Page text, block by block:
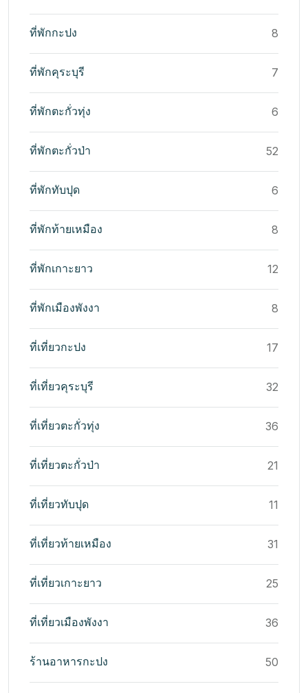
ที่พักกะปง 8
ที่พักคุระบุรี 7
ที่พักตะกั่วทุ่ง 6
ที่พักตะกั่วป่า 52
ที่พักทับปุด 6
ที่พักท้ายเหมือง 8
ที่พักเกาะยาว 12
ที่พักเมืองพังงา 8
ที่เที่ยวกะปง 17
ที่เที่ยวคุระบุรี 32
ที่เที่ยวตะกั่วทุ่ง 36
ที่เที่ยวตะกั่วป่า 21
ที่เที่ยวทับปุด 11
ที่เที่ยวท้ายเหมือง 31
ที่เที่ยวเกาะยาว 25
ที่เที่ยวเมืองพังงา 36
ร้านอาหารกะปง 50